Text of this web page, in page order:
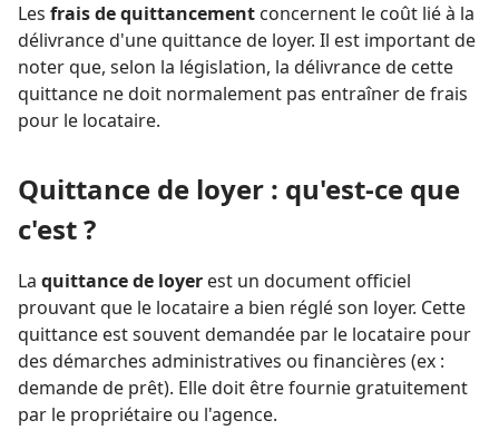
Les frais de quittancement concernent le coût lié à la
délivrance d'une quittance de loyer. Il est important de
noter que, selon la législation, la délivrance de cette
quittance ne doit normalement pas entraîner de frais
pour le locataire.
Quittance de loyer : qu'est-ce que
c'est ?
La quittance de loyer est un document officiel
prouvant que le locataire a bien réglé son loyer. Cette
quittance est souvent demandée par le locataire pour
des démarches administratives ou financières (ex :
demande de prêt). Elle doit être fournie gratuitement
par le propriétaire ou l'agence.